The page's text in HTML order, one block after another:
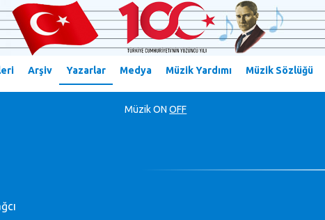
Arşiv Yazarlar Medya Müzik Yardımı Müzik Sözlüğü
MüzikON OFF